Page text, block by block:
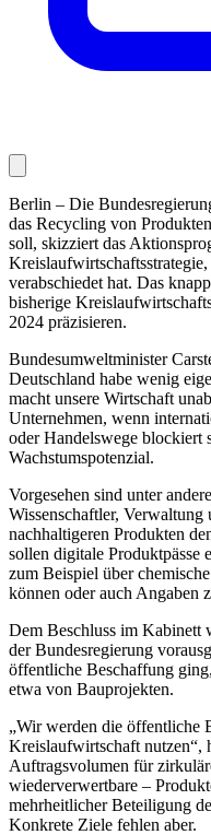
Berlin – Die
das Recycling von
soll, skizziert das
verabschiedet hat. Das
bisherige
2024 präzisieren.
Bundesumweltminister
Deutschland habe wenig
macht unsere Wirtschaft
Unternehmen, wenn
oder Handelswege blockiert
Wachstumspotenzial.
Vorgesehen sind unter
Wissenschaftler,
nachhaltigeren Produkten
sollen digitale Produktpässe
zum Beispiel über
können oder auch Angaben
Dem Beschluss im Kabinett
der Bundesregierung
öffentliche Beschaffung
etwa von Bauprojekten.
„Wir werden die öffentliche
Kreislaufwirtschaft nutzen“,
Auftragsvolumen für
wiederverwertbare –
mehrheitlicher Beteiligung
Konkrete Ziele fehlen aber.